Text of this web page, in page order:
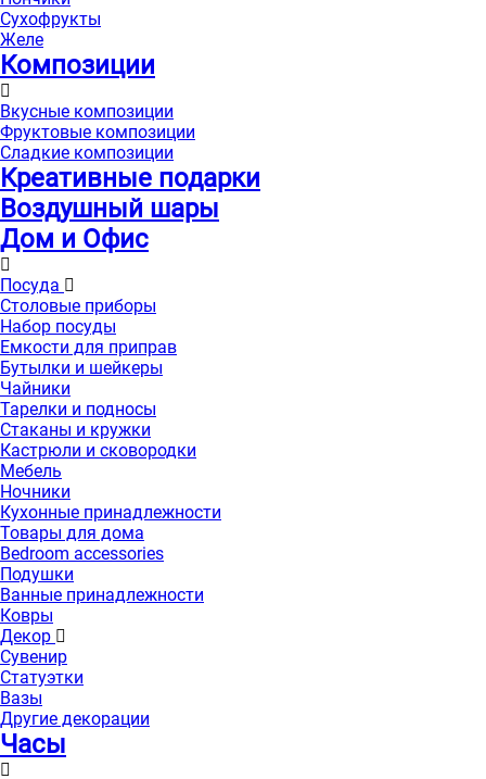
Сухофрукты
Желе
Композиции
Вкусные композиции
Фруктовые композиции
Сладкие композиции
Креативные подарки
Воздушный шары
Дом и Офис
Посуда
Столовые приборы
Набор посуды
Емкости для приправ
Бутылки и шейкеры
Чайники
Тарелки и подносы
Стаканы и кружки
Кастрюли и сковородки
Мебель
Ночники
Кухонные принадлежности
Товары для дома
Bedroom accessories
Подушки
Ванные принадлежности
Ковры
Декор
Сувенир
Статуэтки
Вазы
Другие декорации
Часы